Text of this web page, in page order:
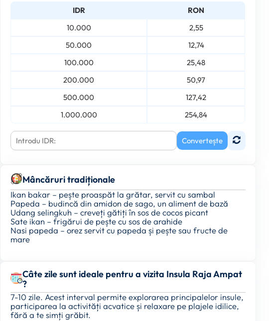
IDR
RON
10.000
2,55
50.000
12,74
100.000
25,48
200.000
50,97
500.000
127,42
1.000.000
254,84
Convertește
Mâncăruri tradiționale
Ikan bakar – pește proaspăt la grătar, servit cu sambal
Papeda – budincă din amidon de sago, un aliment de bază
Udang selingkuh – creveți gătiți în sos de cocos picant
Sate ikan – frigărui de pește cu sos de arahide
Nasi papeda – orez servit cu papeda și pește sau fructe de
mare
Câte zile sunt ideale pentru a vizita Insula Raja Ampat
?
7-10 zile. Acest interval permite explorarea principalelor insule,
participarea la activități acvatice și relaxare pe plajele idilice,
fără a te simți grăbit.